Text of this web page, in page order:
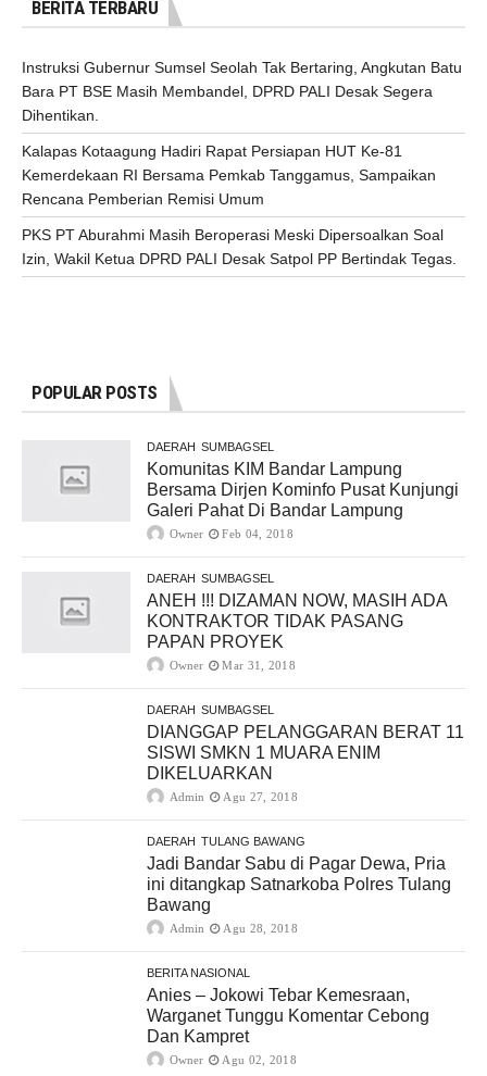
BERITA TERBARU
Instruksi Gubernur Sumsel Seolah Tak Bertaring, Angkutan Batu
Bara PT BSE Masih Membandel, DPRD PALI Desak Segera
Dihentikan.
Kalapas Kotaagung Hadiri Rapat Persiapan HUT Ke-81
Kemerdekaan RI Bersama Pemkab Tanggamus, Sampaikan
Rencana Pemberian Remisi Umum
PKS PT Aburahmi Masih Beroperasi Meski Dipersoalkan Soal
Izin, Wakil Ketua DPRD PALI Desak Satpol PP Bertindak Tegas.
POPULAR POSTS
DAERAH SUMBAGSEL
Komunitas KIM Bandar Lampung
Bersama Dirjen Kominfo Pusat Kunjungi
Galeri Pahat Di Bandar Lampung
Owner Feb 04, 2018
DAERAH SUMBAGSEL
ANEH !!! DIZAMAN NOW, MASIH ADA
KONTRAKTOR TIDAK PASANG
PAPAN PROYEK
Owner Mar 31, 2018
DAERAH SUMBAGSEL
DIANGGAP PELANGGARAN BERAT 11
SISWI SMKN 1 MUARA ENIM
DIKELUARKAN
Admin Agu 27, 2018
DAERAH TULANG BAWANG
Jadi Bandar Sabu di Pagar Dewa, Pria
ini ditangkap Satnarkoba Polres Tulang
Bawang
Admin Agu 28, 2018
BERITA NASIONAL
Anies – Jokowi Tebar Kemesraan,
Warganet Tunggu Komentar Cebong
Dan Kampret
Owner Agu 02, 2018